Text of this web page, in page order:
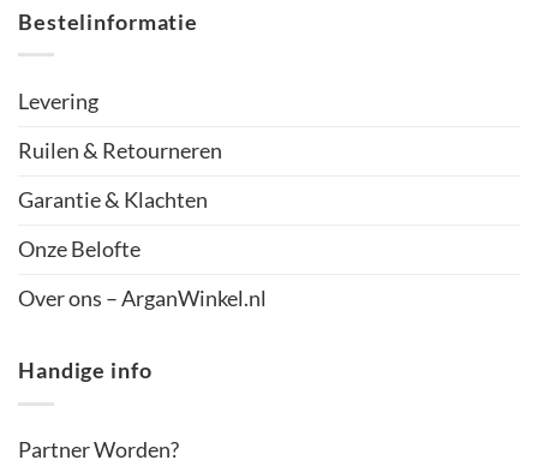
Bestelinformatie
Levering
Ruilen & Retourneren
Garantie & Klachten
Onze Belofte
Over ons – ArganWinkel.nl
Handige info
Partner Worden?